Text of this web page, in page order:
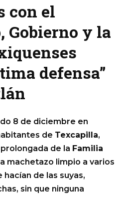
con el
Gobierno y la
defensa”
8 de diciembre en
de Texcapilla,
prolongada de la Familia
machetazo limpio a varios
de las suyas,
sin que ninguna